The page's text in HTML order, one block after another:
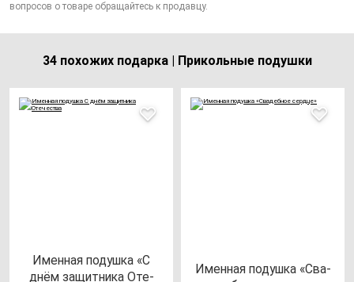
вопросов о товаре обращайтесь к продавцу.
34 похожих подарка | Прикольные подушки
Имен­ная по­душ­ка «С
днём за­щит­ни­ка Оте­
Имен­ная по­душ­ка «Сва­